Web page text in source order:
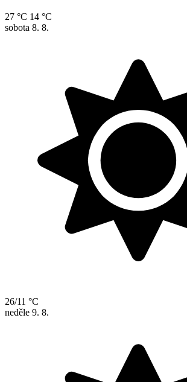
27 °C 14 °C
sobota 8. 8.
26/11 °C
neděle 9. 8.